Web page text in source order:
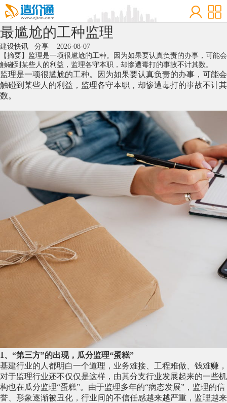
最尴尬的工种监理
建设快讯 分享 2026-08-07
【摘要】监理是一项很尴尬的工种。因为如果要认真负责的办事，可能会
触碰到某些人的利益，监理各守本职，却惨遭毒打的事故不计其数。
监理是一项很尴尬的工种。因为如果要认真负责的办事，可能会
触碰到某些人的利益，监理各守本职，却惨遭毒打的事故不计其
数。
1、“第三方”的出现，瓜分监理“蛋糕”
基建行业的人都明白一个道理，业务难接、工程难做、钱难赚，
对于监理行业还不仅仅是这样，由其分支行业发展起来的一些机
构也在瓜分监理“蛋糕”。由于监理多年的“病态发展”，监理的信
誉、形象逐渐被丑化，行业间的不信任感越来越严重，监理越来